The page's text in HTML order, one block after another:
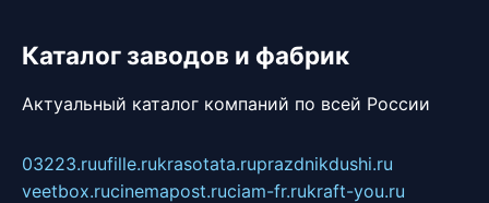
Каталог заводов и фабрик
Актуальный каталог компаний по всей России
03223.ruufille.rukrasotata.ruprazdnikdushi.ru
veetbox.rucinemapost.ruciam-fr.rukraft-you.ru